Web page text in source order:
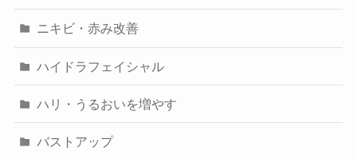
ニキビ・赤み改善
ハイドラフェイシャル
ハリ・うるおいを増やす
バストアップ